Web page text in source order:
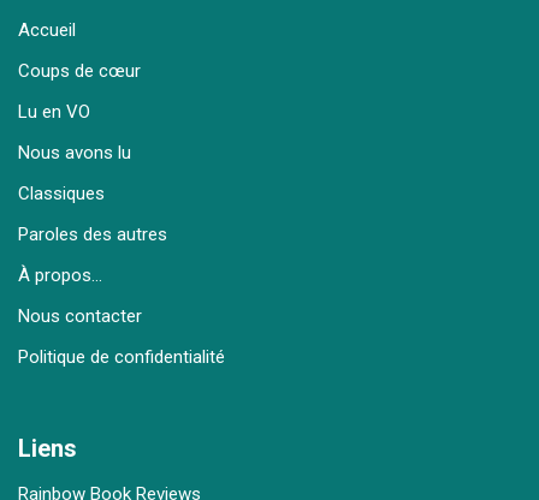
Accueil
Coups de cœur
Lu en VO
Nous avons lu
Classiques
Paroles des autres
À propos…
Nous contacter
Politique de confidentialité
Liens
Rainbow Book Reviews